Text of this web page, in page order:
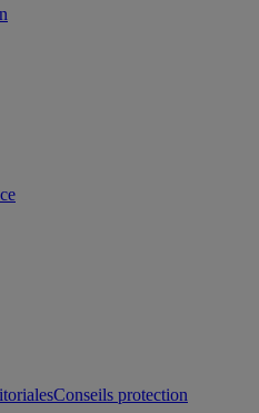
Conseils protection